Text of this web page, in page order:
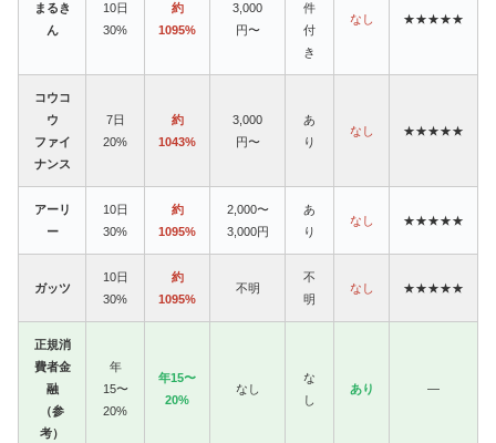
まるき
ん
10日
30%
約
1095%
3,000
円〜
件
付
き
なし ★★★★★
コウコ
ウ
ファイ
ナンス
7日
20%
約
1043%
3,000
円〜
あ
り
なし ★★★★★
アーリ
ー
10日
30%
約
1095%
2,000〜
3,000円
あ
り
なし ★★★★★
ガッツ
10日
30%
約
1095%
不明
不
明
なし ★★★★★
正規消
費者金
融
（参
考）
年
15〜
20%
年15〜
20%
なし
な
し
あり —